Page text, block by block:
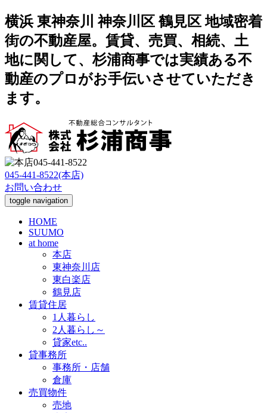
横浜 東神奈川 神奈川区 鶴見区 地域密着
街の不動産屋。賃貸、売買、相続、土
地に関して、杉浦商事では実績ある不
動産のプロがお手伝いさせていただき
ます。
045-441-8522(本店)
お問い合わせ
toggle navigation
HOME
SUUMO
at home
本店
東神奈川店
東白楽店
鶴見店
賃貸住居
1人暮らし
2人暮らし～
貸家etc..
貸事務所
事務所・店舗
倉庫
売買物件
売地